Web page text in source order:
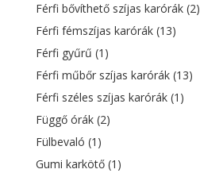
Férfi bővíthető szíjas karórák (2)
Férfi fémszíjas karórák (13)
Férfi gyűrű (1)
Férfi műbőr szíjas karórák (13)
Férfi széles szíjas karórák (1)
Függő órák (2)
Fülbevaló (1)
Gumi karkötő (1)